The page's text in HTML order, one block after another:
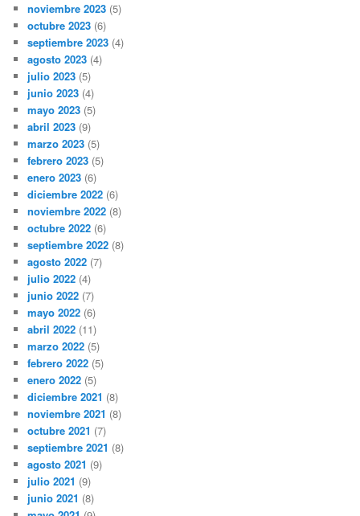
noviembre 2023 (5)
octubre 2023 (6)
septiembre 2023 (4)
agosto 2023 (4)
julio 2023 (5)
junio 2023 (4)
mayo 2023 (5)
abril 2023 (9)
marzo 2023 (5)
febrero 2023 (5)
enero 2023 (6)
diciembre 2022 (6)
noviembre 2022 (8)
octubre 2022 (6)
septiembre 2022 (8)
agosto 2022 (7)
julio 2022 (4)
junio 2022 (7)
mayo 2022 (6)
abril 2022 (11)
marzo 2022 (5)
febrero 2022 (5)
enero 2022 (5)
diciembre 2021 (8)
noviembre 2021 (8)
octubre 2021 (7)
septiembre 2021 (8)
agosto 2021 (9)
julio 2021 (9)
junio 2021 (8)